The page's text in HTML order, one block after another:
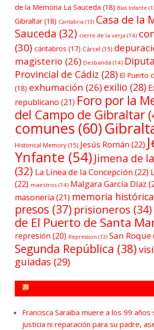
de la Memoria La Sauceda (18) Blas Infante
Gibraltar(18) Cantabria (13) Casa de la
Sauceda (32) cierre de la verja (14)
(30) cántabros (17) Cárcel (15)
magisterio (26) Desbandá (14)
Provincial de Cádiz (28) El Puerto
(18) exhumación (26) exilio (28)
republicano (21) Foro por la
del Campo de Gibraltar
comunes (60)
Historical Memory (15) Jesús Román(22)
Ynfante (54) Jimena de
(32) La Línea de la Concepción(22)
(22) maestros (14) Malgara García Díaz
masonería (21) memoria histórica
presos (37) prisioneros (34)
de El Puerto de Santa
represión (20) Repression (13) San Roque
Segunda República (38)
guiadas (29)
Francisca Saraiba muere a los 99 años
justicia ni reparación para su padre,